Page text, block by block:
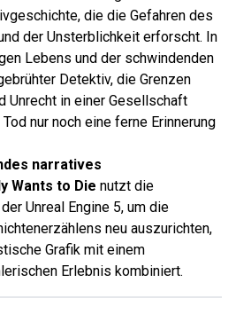
die die Gefahren des
der Unsterblichkeit erforscht. In
Lebens und der schwindenden
Detektiv, die Grenzen
Unrecht in einer Gesellschaft
nur noch eine ferne Erinnerung
narratives
Wants to Die nutzt die
Unreal Engine 5, um die
neu auszurichten,
Grafik mit einem
Erlebnis kombiniert.